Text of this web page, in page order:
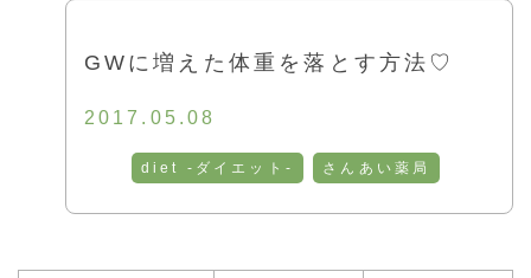
GWに増えた体重を落とす方法♡
2017.05.08
diet -ダイエット- さんあい薬局